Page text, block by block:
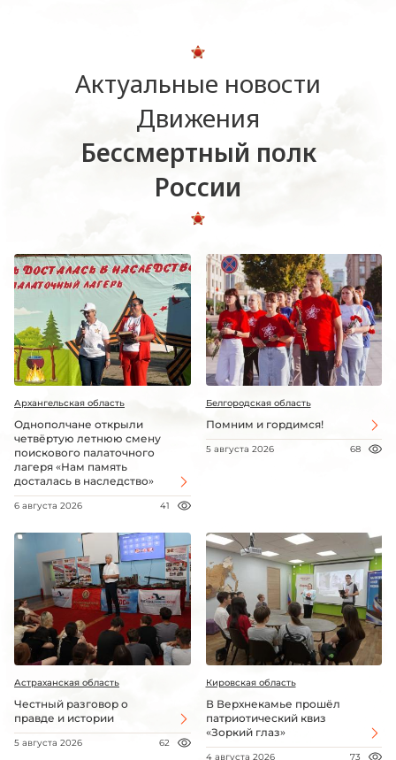
Актуальные новости
Движения
Бессмертный полк
России
Архангельская область
Однополчане открыли
четвёртую летнюю смену
поискового палаточного
лагеря «Нам память
досталась в наследство»
6 августа 2026 41
Белгородская область
Помним и гордимся!
5 августа 2026 68
Астраханская область
Честный разговор о
правде и истории
5 августа 2026 62
Кировская область
В Верхнекамье прошёл
патриотический квиз
«Зоркий глаз»
4 августа 2026 73